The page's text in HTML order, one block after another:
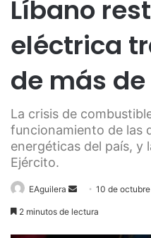
Líbano
eléctrica
de más
La crisis de
funcionamiento de las
energéticas del país, y
Ejército.
EAguilera
Send10 de
2 minutos de lectura